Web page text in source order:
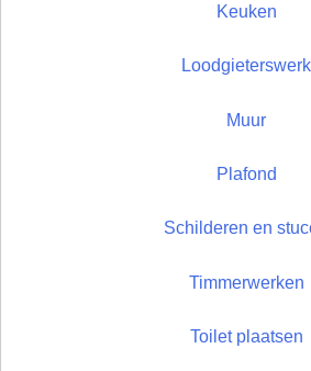
Keuken
Loodgieterswerk
Muur
Plafond
Schilderen en
Timmerwerken
Toilet plaatsen